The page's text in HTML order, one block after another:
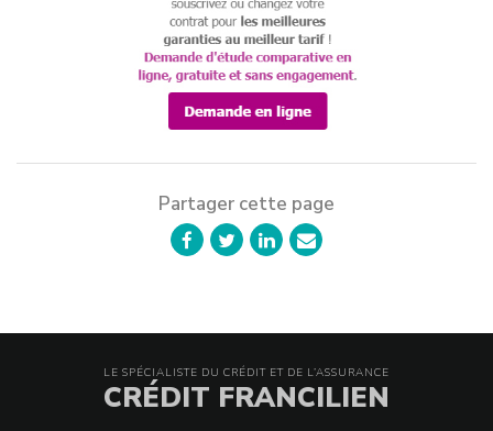
Partager cette page
LE SPÉCIALISTE DU CRÉDIT ET DE L’ASSURANCE
CRÉDIT FRANCILIEN